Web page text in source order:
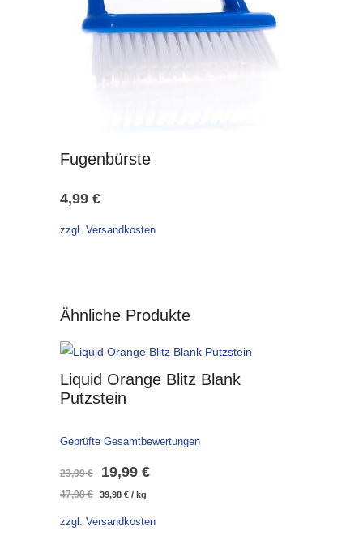
Fugenbürste
4,99 €
zzgl. Versandkosten
Ähnliche Produkte
Liquid Orange Blitz Blank
Putzstein
Geprüfte Gesamtbewertungen
23,99€
Ursprünglicher
Preis
war:
19,99 €Aktueller
ist:
47,98€ 39,98 € / kg
zzgl. Versandkosten